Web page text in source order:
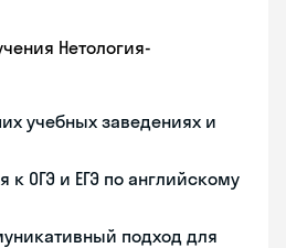
Нетология-
учебных заведениях и
к ОГЭ и ЕГЭ по английскому
подход для